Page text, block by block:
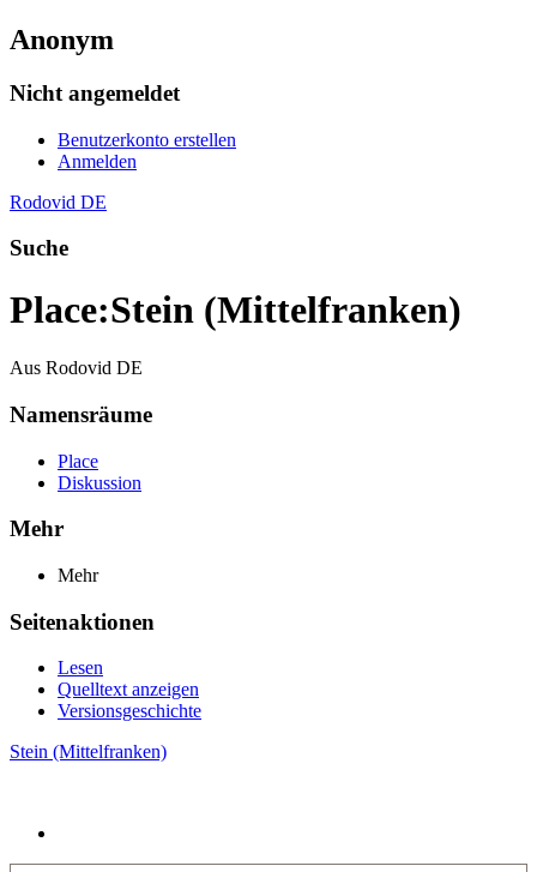
Anonym
Nicht angemeldet
Benutzerkonto erstellen
Anmelden
Rodovid DE
Suche
Place:Stein (Mittelfranken)
Aus Rodovid DE
Namensräume
Place
Diskussion
Mehr
Mehr
Seitenaktionen
Lesen
Quelltext anzeigen
Versionsgeschichte
Stein (Mittelfranken)